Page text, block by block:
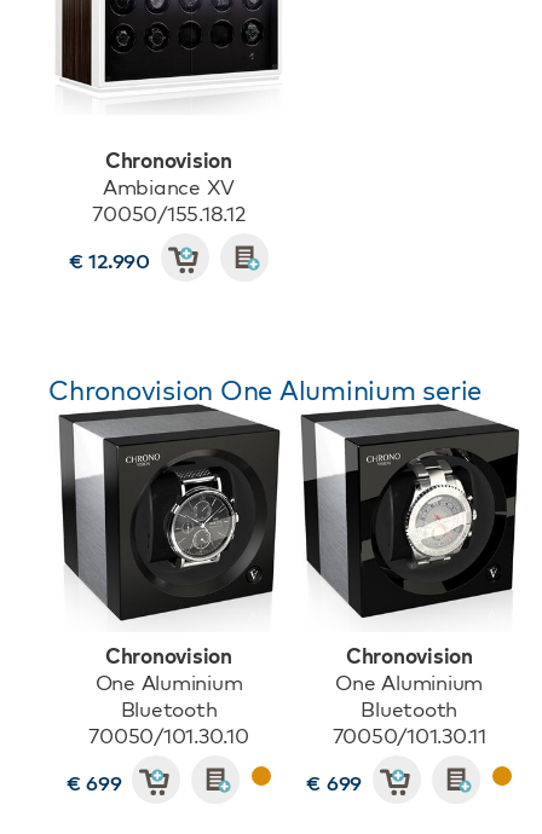
Chronovision
Ambiance XV
70050/155.18.12
€ 12.990
Chronovision One Aluminium serie
Chronovision
One Aluminium
Bluetooth
70050/101.30.10
€ 699
Chronovision
One Aluminium
Bluetooth
70050/101.30.11
€ 699